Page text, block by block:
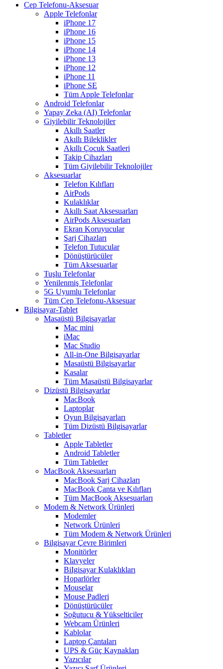
Cep Telefonu-Aksesuar
Apple Telefonlar
iPhone 17
iPhone 16
iPhone 15
iPhone 14
iPhone 13
iPhone 12
iPhone 11
iPhone SE
Tüm Apple Telefonlar
Android Telefonlar
Yapay Zeka (AI) Telefonlar
Giyilebilir Teknolojiler
Akıllı Saatler
Akıllı Bileklikler
Akıllı Çocuk Saatleri
Takip Cihazları
Tüm Giyilebilir Teknolojiler
Aksesuarlar
Telefon Kılıfları
AirPods
Kulaklıklar
Akıllı Saat Aksesuarları
AirPods Aksesuarları
Ekran Koruyucular
Şarj Cihazları
Telefon Tutucular
Dönüştürücüler
Tüm Aksesuarlar
Tuşlu Telefonlar
Yenilenmiş Telefonlar
5G Uyumlu Telefonlar
Tüm Cep Telefonu-Aksesuar
Bilgisayar-Tablet
Masaüstü Bilgisayarlar
Mac mini
iMac
Mac Studio
All-in-One Bilgisayarlar
Masaüstü Bilgisayarlar
Kasalar
Tüm Masaüstü Bilgisayarlar
Dizüstü Bilgisayarlar
MacBook
Laptoplar
Oyun Bilgisayarları
Tüm Dizüstü Bilgisayarlar
Tabletler
Apple Tabletler
Android Tabletler
Tüm Tabletler
MacBook Aksesuarları
MacBook Şarj Cihazları
MacBook Çanta ve Kılıfları
Tüm MacBook Aksesuarları
Modem & Network Ürünleri
Modemler
Network Ürünleri
Tüm Modem & Network Ürünleri
Bilgisayar Çevre Birimleri
Monitörler
Klavyeler
BiIgisayar Kulaklıkları
Hoparlörler
Mouselar
Mouse Padleri
Dönüştürücüler
Soğutucu & Yükselticiler
Webcam Ürünleri
Kablolar
Laptop Çantaları
UPS & Güç Kaynakları
Yazıcılar